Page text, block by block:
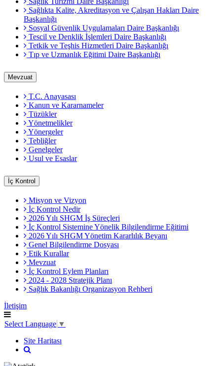
Sağlıkta Kalite, Akreditasyon ve Çalışan Hakları Daire
Başkanlığı
Sosyal Güvenlik Uygulamaları Daire Başkanlığı
Tescil ve Denklik İşlemleri Daire Başkanlığı
Tetkik ve Teşhis Hizmetleri Daire Başkanlığı
Tıp ve Uzmanlık Eğitimi Daire Başkanlığı
Mevzuat
T.C. Anayasası
Kanun ve Kararnameler
Tüzükler
Yönetmelikler
Yönergeler
Tebliğler
Genelgeler
Usul ve Esaslar
İç Kontrol
Misyon ve Vizyon
İç Kontrol Nedir
2026 Yılı SHGM İş Süreçleri
İç Kontrol Sistemine Yönelik Bilgilendirme Eğitimi
2026 Yılı SHGM Yönetim Kararlılık Beyanı
Genel Bilgilendirme Dosyası
Etik Kurallar
Mevzuat
İç Kontrol Eylem Planları
2024 - 2028 Stratejik Planı
Sağlık Bakanlığı Organizasyon Rehberi
İletişim
Select Language ▼
Site Haritası